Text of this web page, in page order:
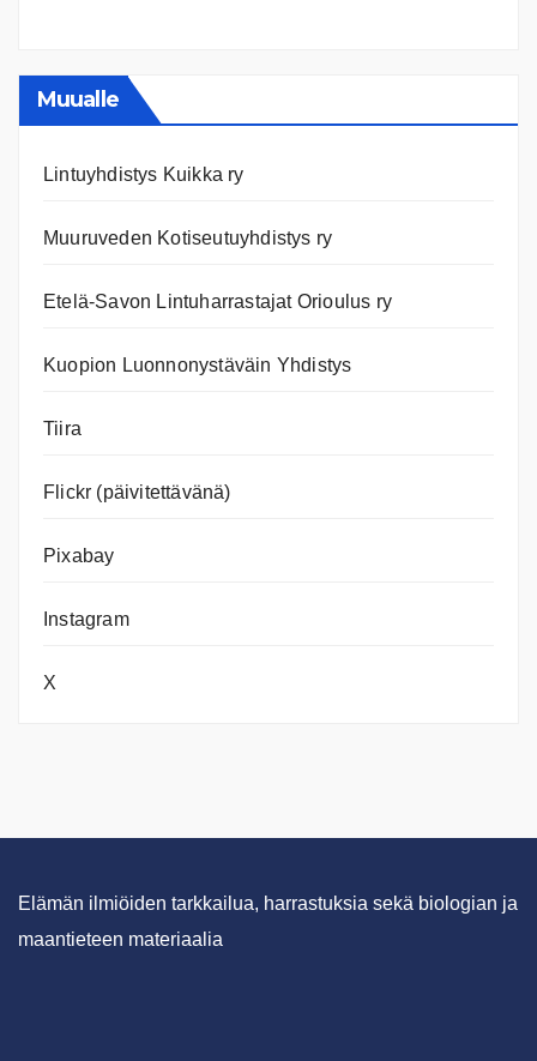
Muualle
Lintuyhdistys Kuikka ry
Muuruveden Kotiseutuyhdistys ry
Etelä-Savon Lintuharrastajat Orioulus ry
Kuopion Luonnonystäväin Yhdistys
Tiira
Flickr (päivitettävänä)
Pixabay
Instagram
X
Elämän ilmiöiden tarkkailua, harrastuksia sekä biologian ja
maantieteen materiaalia